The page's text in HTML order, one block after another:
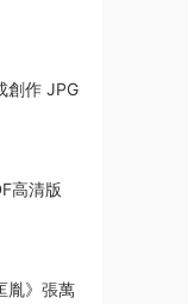
創作 JPG
高清版
胤》張萬